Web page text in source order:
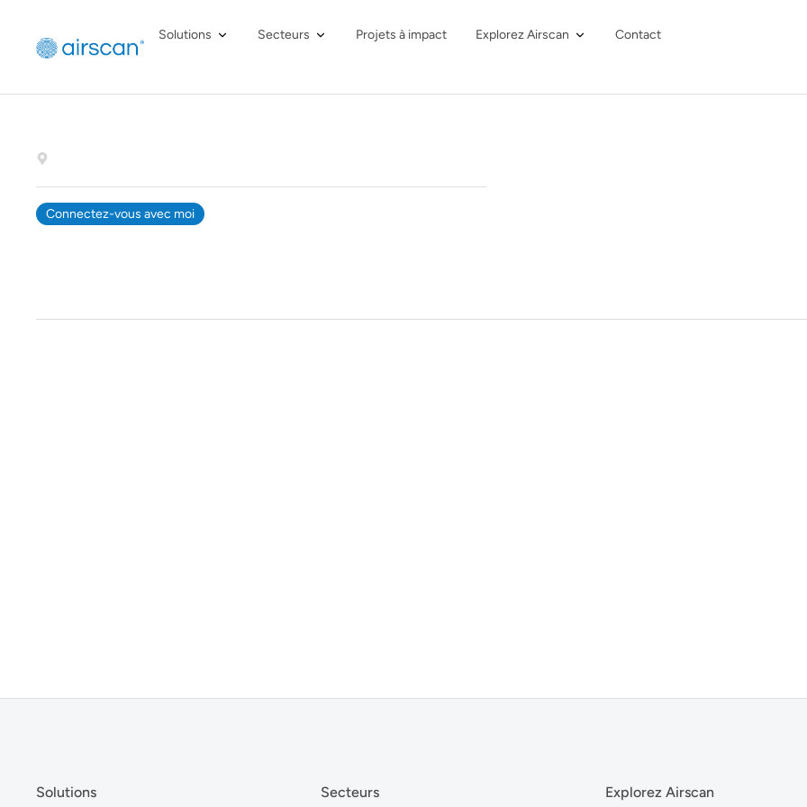
Solutions Secteurs Projets à impact Explorez Airscan Contact
Connectez-vous avec moi
Solutions Secteurs Explorez Airscan